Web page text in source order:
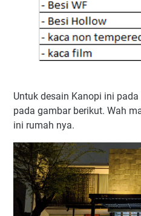
Untuk desain Kanopi ini
pada gambar berikut. Wah
ini rumah nya.